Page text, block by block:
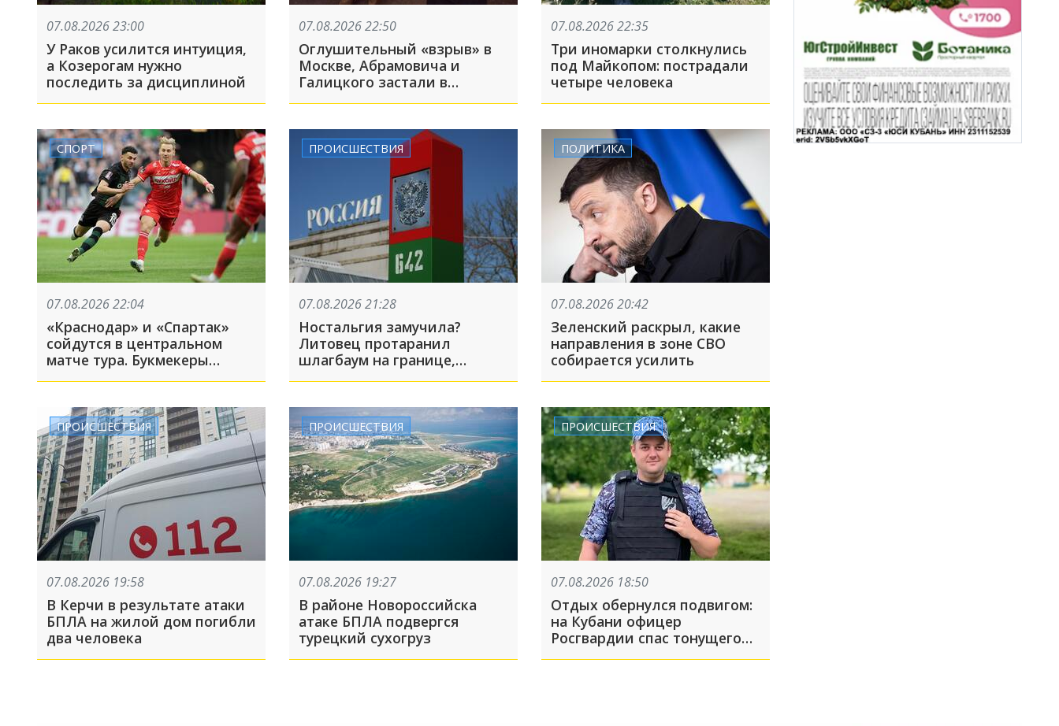
07.08.2026 23:00
У Раков усилится интуиция,
а Козерогам нужно
последить за дисциплиной
07.08.2026 22:50
Оглушительный «взрыв» в
Москве, Абрамовича и
Галицкого застали в
знаменитом парке
августа
07.08.2026 22:35
Три иномарки столкнулись
под Майкопом: пострадали
четыре человека
СПОРТ
07.08.2026 22:04
«Краснодар» и «Спартак»
сойдутся в центральном
матче тура. Букмекеры
назвали фаворита
ПРОИСШЕСТВИЯ
07.08.2026 21:28
Ностальгия замучила?
Литовец протаранил
шлагбаум на границе,
сходил в Россию и вернулся
недолгой
ПОЛИТИКА
07.08.2026 20:42
Зеленский раскрыл, какие
направления в зоне СВО
собирается усилить
ПРОИСШЕСТВИЯ
07.08.2026 19:58
В Керчи в результате атаки
БПЛА на жилой дом погибли
два человека
ПРОИСШЕСТВИЯ
07.08.2026 19:27
В районе Новороссийска
атаке БПЛА подвергся
турецкий сухогруз
ПРОИСШЕСТВИЯ
07.08.2026 18:50
Отдых обернулся подвигом:
на Кубани офицер
Росгвардии спас тонущего
мальчика на Должанской